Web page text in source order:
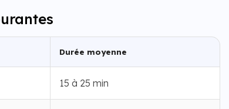
Durée moyenne
15 à 25 min